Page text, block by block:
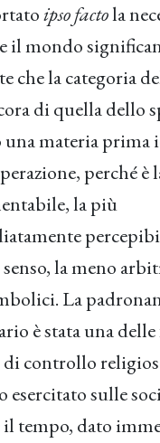
ipso factola
il mondo
che la categoria
di quella dello
materia prima
perché è
la più
la meno
La
è stata una
di controllo
esercitato sulle
il tempo, dato